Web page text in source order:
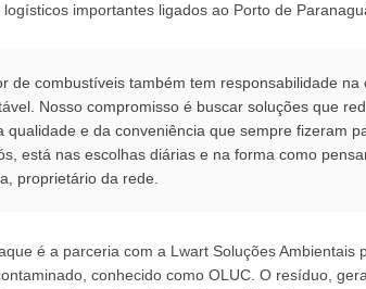
importantes ligados ao Porto de
de combustíveis também tem responsabilidade
Nosso compromisso é buscar soluções que
qualidade e da conveniência que sempre fizeram
está nas escolhas diárias e na forma como
proprietário da rede.
é a parceria com a Lwart Soluções Ambientais
conhecido como OLUC. O resíduo,